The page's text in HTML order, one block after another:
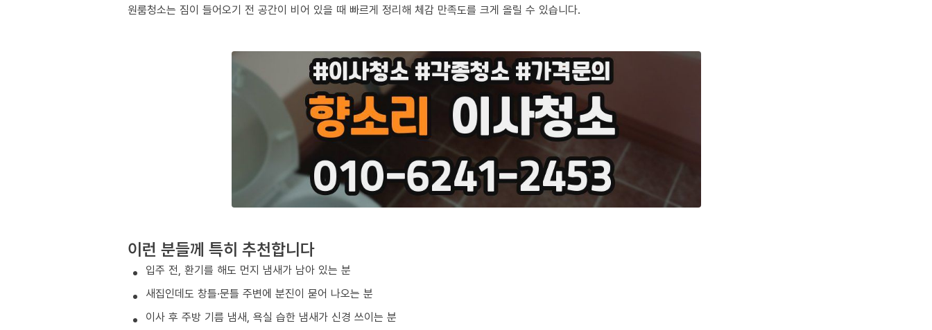
원룸청소는 짐이 들어오기 전 공간이 비어 있을 때 빠르게 정리해 체감 만족도를 크게 올릴 수 있습니다.
이런 분들께 특히 추천합니다
입주 전, 환기를 해도 먼지 냄새가 남아 있는 분
새집인데도 창틀·문틀 주변에 분진이 묻어 나오는 분
이사 후 주방 기름 냄새, 욕실 습한 냄새가 신경 쓰이는 분